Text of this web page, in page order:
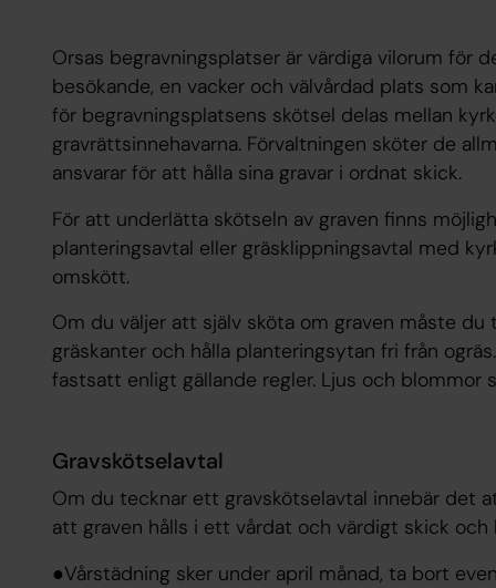
Orsas begravningsplatser är värdiga vilorum för
besökande, en vacker och välvårdad plats som
för begravningsplatsens skötsel delas mellan
gravrättsinnehavarna. Förvaltningen sköter de
ansvarar för att hålla sina gravar i ordnat skick.
För att underlätta skötseln av graven finns
planteringsavtal eller gräsklippningsavtal med
omskött.
Om du väljer att själv sköta om graven måste
gräskanter och hålla planteringsytan fri från
fastsatt enligt gällande regler. Ljus och blommor
Gravskötselavtal
Om du tecknar ett gravskötselavtal innebär det
att graven hålls i ett vårdat och värdigt skick
●Vårstädning sker under april månad, ta bort